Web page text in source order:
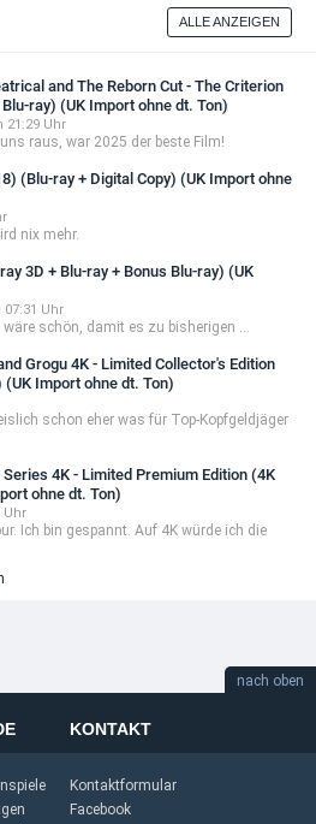
ALLE ANZEIGEN
and The Reborn Cut - The Criterion
ray) (UK Import ohne dt. Ton)
21:29 Uhr
raus, war 2025 der beste Film!
(Blu-ray + Digital Copy) (UK Import ohne
nix mehr.
3D + Blu-ray + Bonus Blu-ray) (UK
07:31 Uhr
wäre schön, damit es zu bisherigen ...
Grogu 4K - Limited Collector's Edition
(UK Import ohne dt. Ton)
schon eher was für Top-Kopfgeldjäger
4K - Limited Premium Edition (4K
ohne dt. Ton)
Uhr
Ich bin gespannt. Auf 4K würde ich die
nach oben
KONTAKT
Kontaktformular
Facebook